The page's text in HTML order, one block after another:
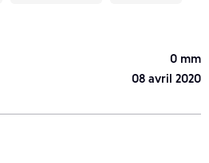
0 mm
08 avril 2020